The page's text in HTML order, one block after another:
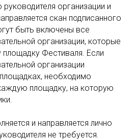
организации и
скан подписанного
быть включены все
организации, которые
площадку Фестиваля. Если
организации
необходимо
площадку, на которую
и направляется лично
не требуется.